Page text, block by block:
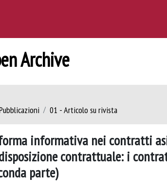
Archive
01 - Articolo su rivista
informativa nei contratti
contrattuale: i
parte)